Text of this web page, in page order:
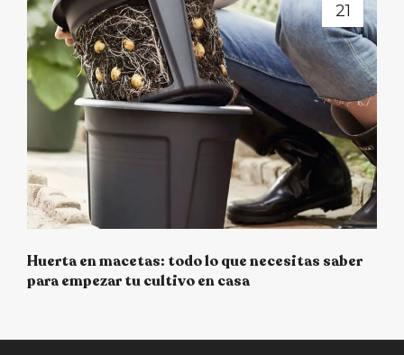
21
Huerta en macetas: todo lo que necesitas saber
para empezar tu cultivo en casa